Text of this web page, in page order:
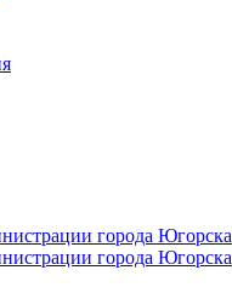
города Югорска
города Югорска